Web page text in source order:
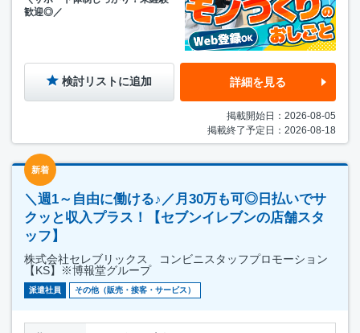
歓迎◎／
検討リストに追加 詳細を見る
掲載開始日：2026-08-05
掲載終了予定日：2026-08-18
新着
＼週1～自由に働ける♪／月30万も可◎日払いでサ
クッと収入プラス！【セブンイレブンの店舗スタ
ッフ】
株式会社セレブリックス コンビニスタッフプロモーション
【KS】※博報堂グループ
派遣社員 その他（販売・接客・サービス）